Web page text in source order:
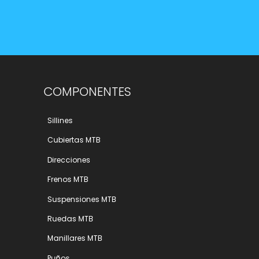
COMPONENTES
Sillines
Cubiertas MTB
Direcciones
Frenos MTB
Suspensiones MTB
Ruedas MTB
Manillares MTB